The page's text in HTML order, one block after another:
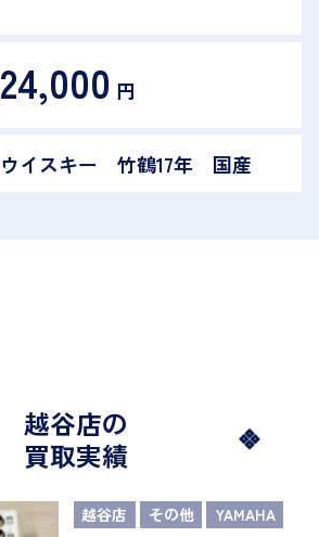
24,000 円
ウイスキー 竹鶴17年 国産
越谷店の
買取実績
越谷店 その他
YAMAHA